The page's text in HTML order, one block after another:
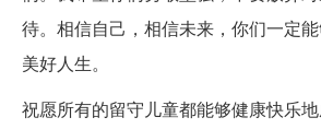
待。相信自己，相信未来，你们一定
美好人生。
祝愿所有的留守儿童都能够健康快乐